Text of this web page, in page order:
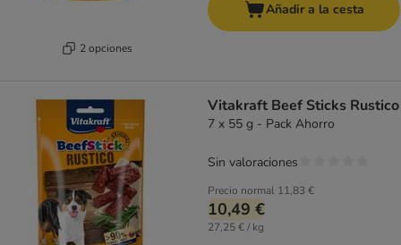
2 opciones
Añadir a la cesta
Vitakraft Beef Sticks Rustico
7 x 55 g - Pack Ahorro
Precio normal 11,83 €
10,49 €
27,25 € / kg
Sin valoraciones